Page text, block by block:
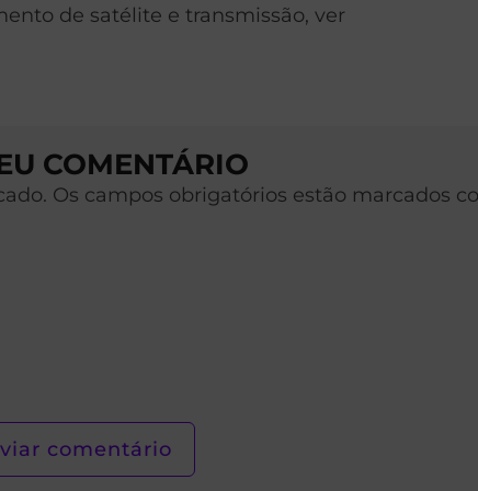
de satélite e transmissão, ver
COMENTÁRIO
Os campos obrigatórios estão marcados